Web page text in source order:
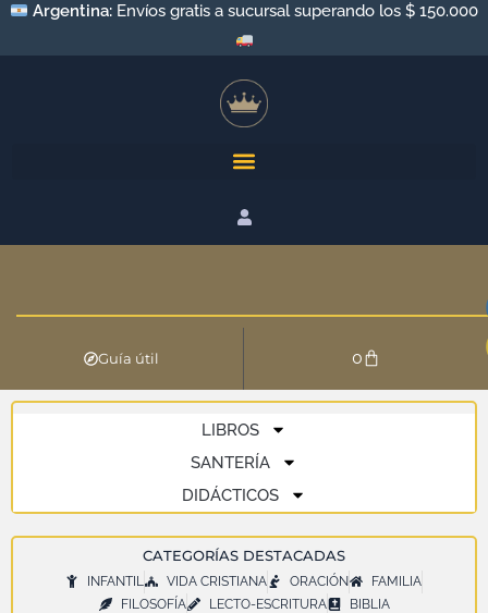
Argentina: Envíos gratis a sucursal superando los $ 150.000
Guía útil 0
LIBROS
SANTERÍA
DIDÁCTICOS
CATEGORÍAS DESTACADAS
INFANTIL VIDA CRISTIANA ORACIÓN
FAMILIA
FILOSOFÍA
LECTO-ESCRITURA BIBLIA